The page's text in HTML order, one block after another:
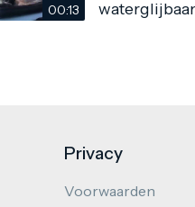
00:13
Privacy
Voorwaarden